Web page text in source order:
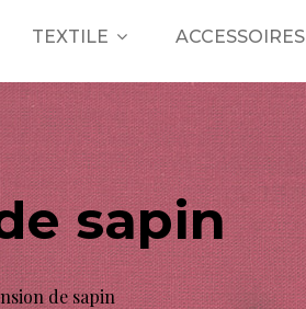
TEXTILE ACCESSOIRES
sapin
de sapin